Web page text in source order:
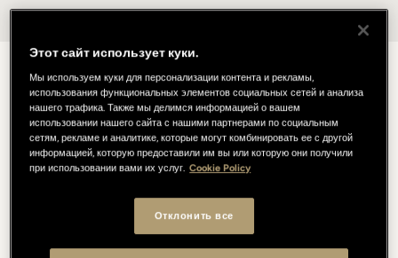
Гастрономический маршрут,
отражающий философию и
самобытность кухни.
В Borgo San Jacopo три меню рассказывают о кухне:
одно из них следует ритму и циклу времен года, другое
включает в себя легендарные блюда шеф-повара
Этот сайт использует куки.
Мы используем куки для персонализации контента и рекламы,
использования функциональных элементов социальных сетей и анализа
нашего трафика. Также мы делимся информацией о вашем
использовании нашего сайта с нашими партнерами по социальным
сетям, рекламе и аналитике, которые могут комбинировать ее с другой
информацией, которую предоставили им вы или которую они получили
при использовании вами их услуг. Cookie Policy
Отклонить все